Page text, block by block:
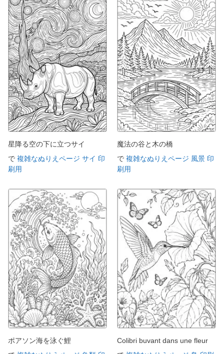
星降る空の下に立つサイ
で 複雑なぬりえページ サイ 印
刷用
魔法の谷と木の橋
で 複雑なぬりえページ 風景 印
刷用
ポアソン海を泳ぐ鯉
Colibri buvant dans une fleur